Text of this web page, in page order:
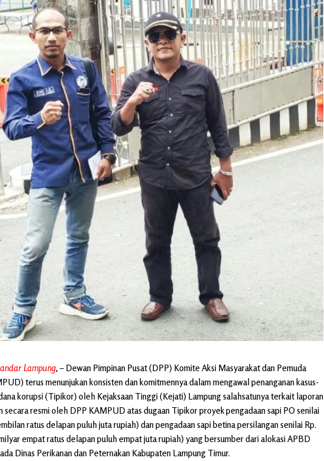
Lampung, – Dewan Pimpinan Pusat (DPP) Komite Aksi Masyarakat dan Pemuda
terus menunjukan konsisten dan komitmennya dalam mengawal penanganan kasus-
korupsi (Tipikor) oleh Kejaksaan Tinggi (Kejati) Lampung salahsatunya terkait laporan
secara resmi oleh DPP KAMPUD atas dugaan Tipikor proyek pengadaan sapi PO senilai
ratus delapan puluh juta rupiah) dan pengadaan sapi betina persilangan senilai Rp.
empat ratus delapan puluh empat juta rupiah) yang bersumber dari alokasi APBD
Dinas Perikanan dan Peternakan Kabupaten Lampung Timur.